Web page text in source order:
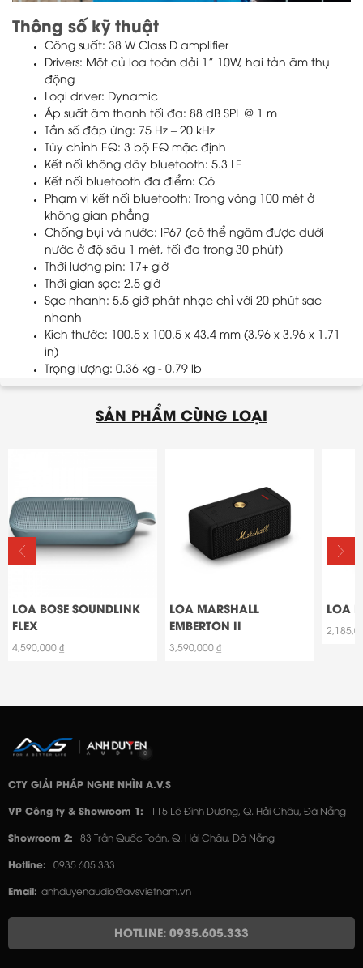
Thông số kỹ thuật
Công suất: 38 W Class D amplifier
Drivers: Một củ loa toàn dải 1” 10W, hai tản âm thụ
động
Loại driver: Dynamic
Áp suất âm thanh tối đa: 88 dB SPL @ 1 m
Tần số đáp ứng: 75 Hz – 20 kHz
Tùy chỉnh EQ: 3 bộ EQ mặc định
Kết nối không dây bluetooth: 5.3 LE
Kết nối bluetooth đa điểm: Có
Phạm vi kết nối bluetooth: Trong vòng 100 mét ở
không gian phẳng
Chống bụi và nước: IP67 (có thể ngâm được dưới
nước ở độ sâu 1 mét, tối đa trong 30 phút)
Thời lượng pin: 17+ giờ
Thời gian sạc: 2.5 giờ
Sạc nhanh: 5.5 giờ phát nhạc chỉ với 20 phút sạc
nhanh
Kích thước: 100.5 x 100.5 x 43.4 mm (3.96 x 3.96 x 1.71
in)
Trọng lượng: 0.36 kg - 0.79 lb
SẢN PHẨM CÙNG LOẠI
LOA BOSE SOUNDLINK
FLEX
4,590,000 ₫
LOA MARSHALL
EMBERTON II
3,590,000 ₫
LOA
CTY GIẢI PHÁP NGHE NHÌN A.V.S
VP Công ty & Showroom 1: 115 Lê Đình Dương, Q. Hải Châu, Đà Nẵng
Showroom 2: 83 Trần Quốc Toản, Q. Hải Châu, Đà Nẵng
Hotline: 0935 605 333
Email: anhduyenaudio@avsvietnam.vn
HOTLINE: 0935.605.333